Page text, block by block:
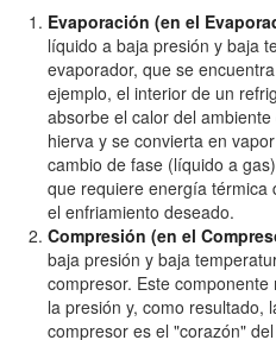
Evaporación (en el
líquido a baja presión y baja
evaporador, que se
ejemplo, el interior de un
absorbe el calor del
hierva y se convierta en
cambio de fase (líquido a
que requiere energía térmica
el enfriamiento deseado.
Compresión (en el
baja presión y baja
compresor. Este
la presión y, como resultado,
compresor es el "corazón"